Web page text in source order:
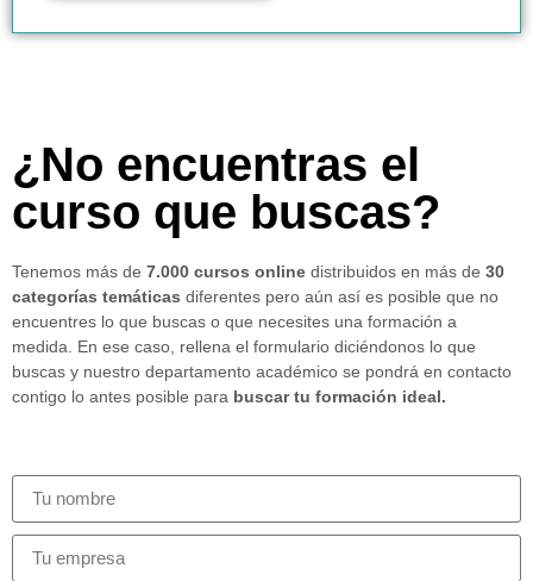
¿No encuentras el
curso que buscas?
Tenemos más de 7.000 cursos online distribuidos en más de 30
categorías temáticas diferentes pero aún así es posible que no
encuentres lo que buscas o que necesites una formación a
medida. En ese caso, rellena el formulario diciéndonos lo que
buscas y nuestro departamento académico se pondrá en contacto
contigo lo antes posible para buscar tu formación ideal.